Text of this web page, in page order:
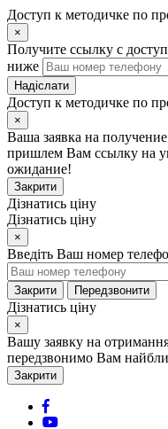
Доступ к методичке по
×
Получите ссылку с
ниже
Надіслати
Доступ к методичке по
×
Ваша заявка на
пришлем Вам ссылку на
ожидание!
Закрити
Дізнатись ціну
Дізнатись ціну
×
Введіть Ваш номер
Закрити Передзвонити
Дізнатись ціну
×
Вашу заявку на
передзвонимо Вам
Закрити